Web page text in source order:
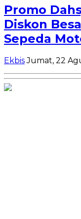
Promo
Diskon
Sepeda
Ekbis Jumat, 22